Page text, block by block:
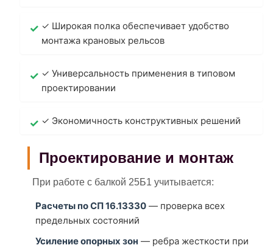
✓ Широкая полка обеспечивает удобство
монтажа крановых рельсов
✓ Универсальность применения в типовом
проектировании
✓ Экономичность конструктивных решений
Проектирование и монтаж
При работе с балкой 25Б1 учитывается:
Расчеты по СП 16.13330 — проверка всех
предельных состояний
Усиление опорных зон — ребра жесткости при